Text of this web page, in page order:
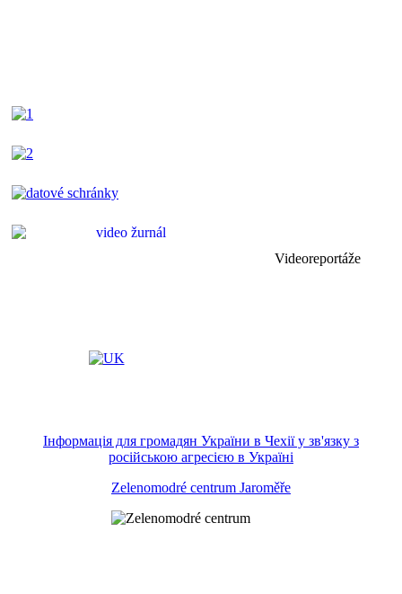
Videoreportáže
Інформація для громадян України в Чехії у зв'язку з
російською агресією в Україні
Zelenomodré centrum Jaroměře